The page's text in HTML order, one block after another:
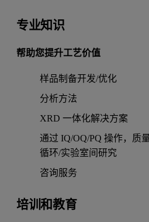
专业知识
帮助您提升工艺价值
样品制备开发/优化
分析方法
XRD 一体化解决方案
通过 IQ/OQ/PQ 操作，质
循环/实验室间研究
咨询服务
培训和教育